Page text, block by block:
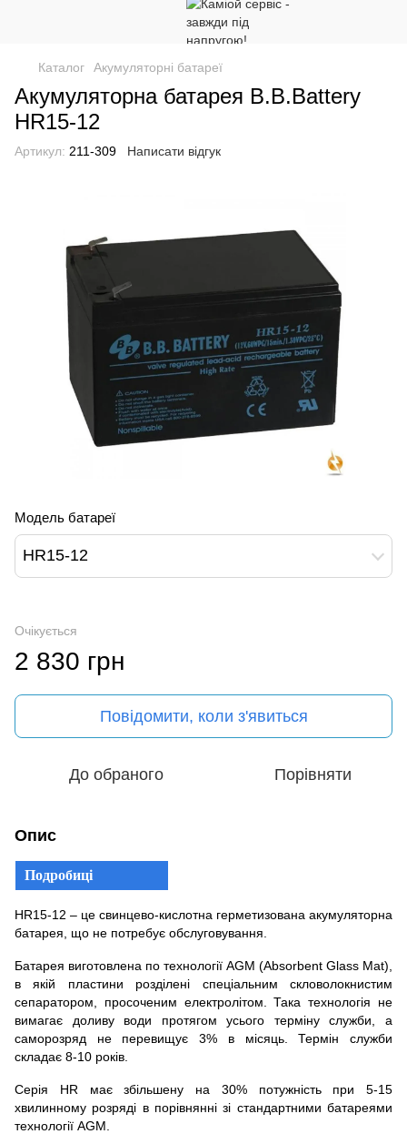
Каталог Акумуляторні батареї
Акумуляторна батарея B.B.Battery
HR15-12
Артикул: 211-309 Написати відгук
Модель батареї
HR15-12
Очікується
2 830 грн
Повідомити, коли з'явиться
До обраного Порівняти
Опис
Подробиці
HR15-12 – це свинцево-кислотна герметизована акумуляторна
батарея, що не потребує обслуговування.
Батарея виготовлена по технології AGM (Absorbent Glass Mat),
в якій пластини розділені спеціальним скловолокнистим
сепаратором, просоченим електролітом. Така технологія не
вимагає доливу води протягом усього терміну служби, а
саморозряд не перевищує 3% в місяць. Термін служби
складає 8-10 років.
Серія HR має збільшену на 30% потужність при 5-15
хвилинному розряді в порівнянні зі стандартними батареями
технології AGM.